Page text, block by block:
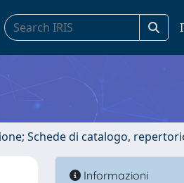
Schede di catalogo,
Informazioni